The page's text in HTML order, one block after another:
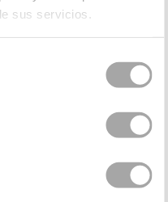
sus servicios.